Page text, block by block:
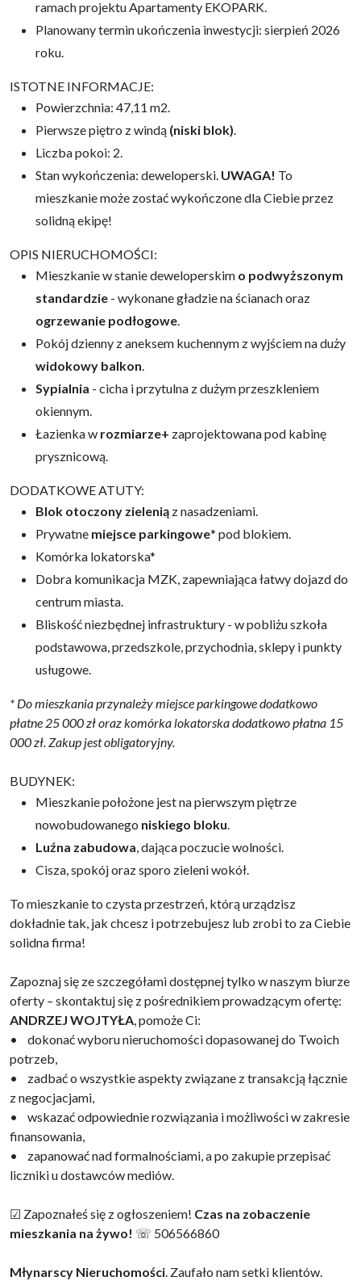
ramach projektu Apartamenty EKOPARK.
Planowany termin ukończenia inwestycji: sierpień 2026
roku.
ISTOTNE INFORMACJE:
Powierzchnia: 47,11 m2.
Pierwsze piętro z windą (niski blok)
Liczba pokoi: 2.
Stan wykończenia: deweloperski. UWAGA! To
mieszkanie może zostać wykończone dla Ciebie przez
solidną ekipę!
OPIS NIERUCHOMOŚCI:
Mieszkanie w stanie deweloperskim o podwyższonym
standardzie - wykonane gładzie na ścianach oraz
ogrzewanie podłogowe
Pokój dzienny z aneksem kuchennym z wyjściem na duży
widokowy balkon
Sypialnia - cicha i przytulna z dużym przeszkleniem
okiennym.
Łazienka w rozmiarze+ zaprojektowana pod kabinę
prysznicową.
DODATKOWE ATUTY:
Blok otoczony zielenią z nasadzeniami.
Prywatne miejsce parkingowe* pod blokiem.
Komórka lokatorska*
Dobra komunikacja MZK, zapewniająca łatwy dojazd do
centrum miasta.
Bliskość niezbędnej infrastruktury - w pobliżu szkoła
podstawowa, przedszkole, przychodnia, sklepy i punkty
usługowe.
* Do mieszkania przynależy miejsce parkingowe dodatkowo
płatne 25 000 zł oraz komórka lokatorska dodatkowo płatna 15
000 zł. Zakup jest obligatoryjny.
BUDYNEK:
Mieszkanie położone jest na pierwszym piętrze
nowobudowanego niskiego bloku
Luźna zabudowa , dająca poczucie wolności.
Cisza, spokój oraz sporo zieleni wokół.
To mieszkanie to czysta przestrzeń, którą urządzisz
dokładnie tak, jak chcesz i potrzebujesz lub zrobi to za Ciebie
solidna firma!
Zapoznaj się ze szczegółami dostępnej tylko w naszym biurze
oferty – skontaktuj się z pośrednikiem prowadzącym ofertę:
ANDRZEJ WOJTYŁA , pomoże Ci:
• dokonać wyboru nieruchomości dopasowanej do Twoich
potrzeb,
• zadbać o wszystkie aspekty związane z transakcją łącznie
z negocjacjami,
• wskazać odpowiednie rozwiązania i możliwości w zakresie
finansowania,
• zapanować nad formalnościami, a po zakupie przepisać
liczniki u dostawców mediów.
☑ Zapoznałeś się z ogłoszeniem! Czas na zobaczenie
mieszkania na żywo! ☏ 506566860
Młynarscy Nieruchomości . Zaufało nam setki klientów.